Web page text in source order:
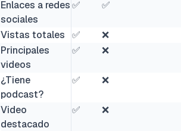
Enlaces a redes
sociales
✅ ✅
Vistas totales ✅
❌
Principales
videos
✅ ❌
¿Tiene
podcast?
✅ ❌
Video
destacado
✅ ❌